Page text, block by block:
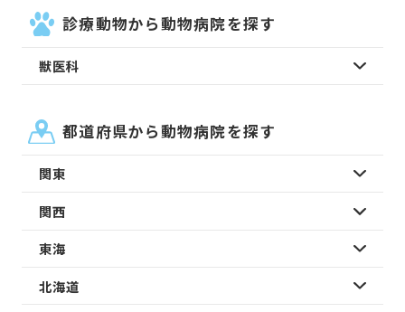
診療動物から動物病院を探す
獣医科
都道府県から動物病院を探す
関東
関西
東海
北海道